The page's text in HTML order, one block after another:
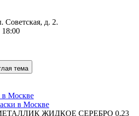
Советская, д. 2.
тема
в Москве
в Москве
ЖИДКОЕ СЕРЕБРО 0,23